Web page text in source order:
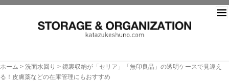
ホーム > 洗面水回り > 鏡裏収納が「セリア」「無印良品」の透明ケースで見違え
る！皮膚薬などの在庫管理にもおすすめ